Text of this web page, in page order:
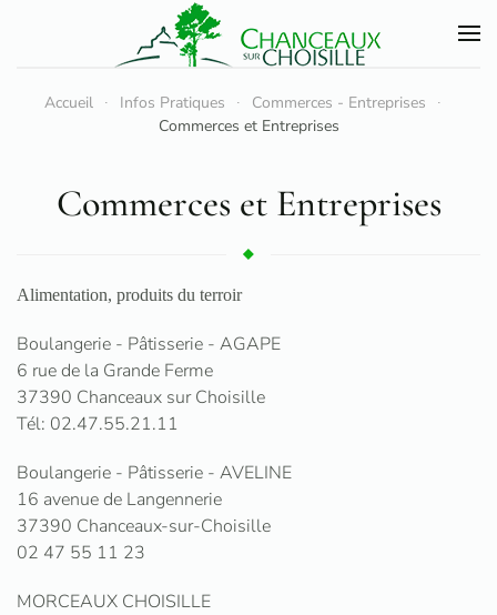
Accéder au contenu principal
Accueil Infos Pratiques
Commerces - Entreprises
Commerces et Entreprises
Commerces et Entreprises
Alimentation, produits du terroir
Boulangerie - Pâtisserie - AGAPE
6 rue de la Grande Ferme
37390 Chanceaux sur Choisille
Tél: 02.47.55.21.11
Boulangerie - Pâtisserie - AVELINE
16 avenue de Langennerie
37390 Chanceaux-sur-Choisille
02 47 55 11 23
MORCEAUX CHOISILLE